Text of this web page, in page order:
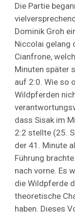
Die Partie
Dominik Groh
Niccolai gelang
Cianfrone,
Minuten später
auf 2:0. Wie so
Wildpferden
dass Sisak im
2:2 stellte (25.
der 41. Minute
Führung
nach vorne. Es
die Wildpferde
theoretische
haben. Dieses